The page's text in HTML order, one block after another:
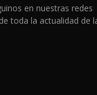
en nuestras redes
toda la actualidad de